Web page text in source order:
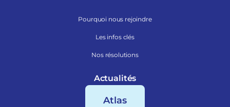
Pourquoi nous rejoindre
Les infos clés
Nos résolutions
Actualités
Atlas